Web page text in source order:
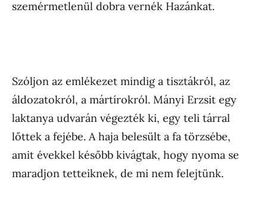
szemérmetlenül dobra vernék Hazánkat.
Szóljon az emlékezet mindig a tisztákról, az
áldozatokról, a mártírokról. Mányi Erzsit egy
laktanya udvarán végezték ki, egy teli tárral
lőttek a fejébe. A haja belesült a fa törzsébe,
amit évekkel később kivágtak, hogy nyoma se
maradjon tetteiknek, de mi nem felejtünk.